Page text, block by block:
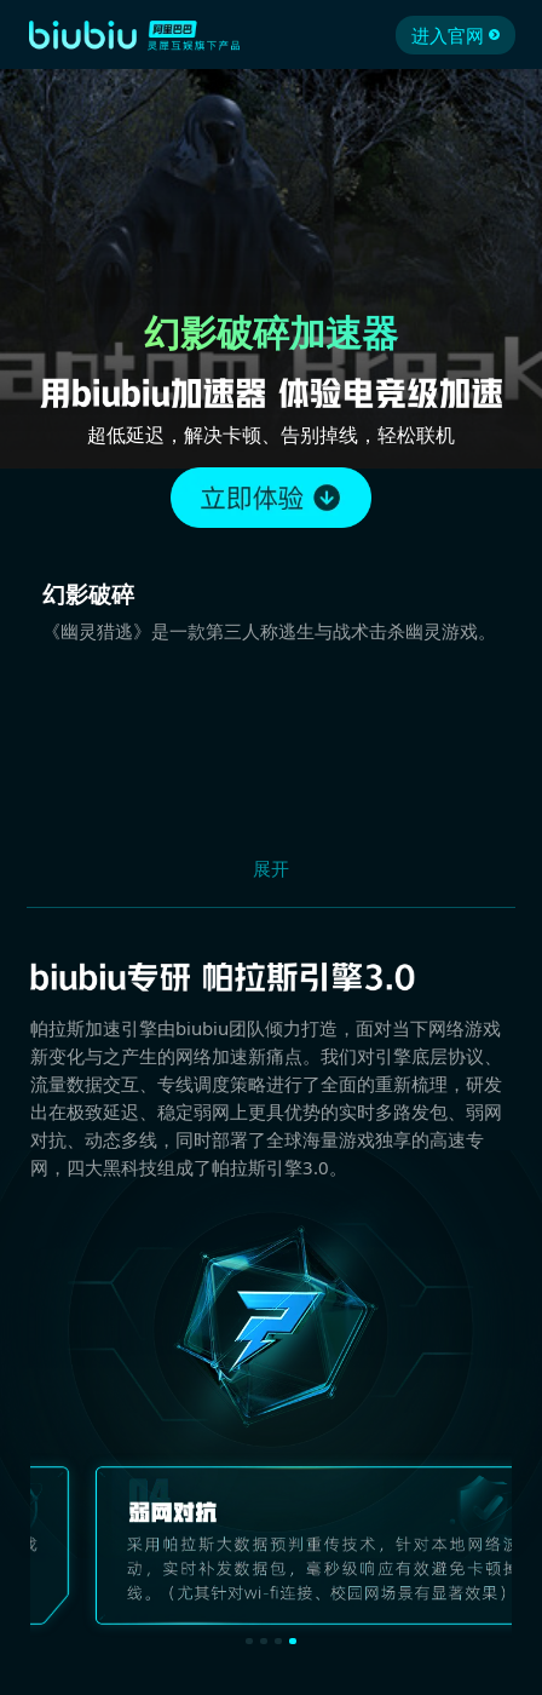
进入官网
幻影破碎加速器
超低延迟，解决卡顿、告别掉线，轻松联机
幻影破碎
《幽灵猎逃》是一款第三人称逃生与战术击杀幽灵游戏。
展开
帕拉斯加速引擎由biubiu团队倾力打造，面对当下网络游戏
新变化与之产生的网络加速新痛点。我们对引擎底层协议、
流量数据交互、专线调度策略进行了全面的重新梳理，研发
出在极致延迟、稳定弱网上更具优势的实时多路发包、弱网
对抗、动态多线，同时部署了全球海量游戏独享的高速专
网，四大黑科技组成了帕拉斯引擎3.0。